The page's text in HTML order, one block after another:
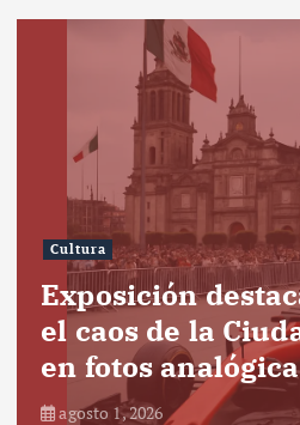
Cultura
Exposición
el caos de la
en fotos
agosto 1, 2026